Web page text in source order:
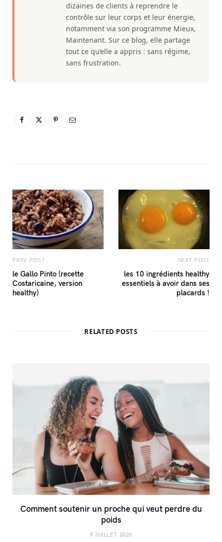
dizaines de clients à reprendre le
contrôle sur leur corps et leur énergie,
notamment via son programme Mieux,
Maintenant. Sur ce blog, elle partage
tout ce qu’elle a appris : sans régime,
sans frustration.
PREV POST
le Gallo Pinto (recette
Costaricaine, version
healthy)
NEXT POST
les 10 ingrédients healthy
essentiels à avoir dans ses
placards !
RELATED POSTS
Comment soutenir un proche qui veut perdre du
poids
9 JUILLET 2026